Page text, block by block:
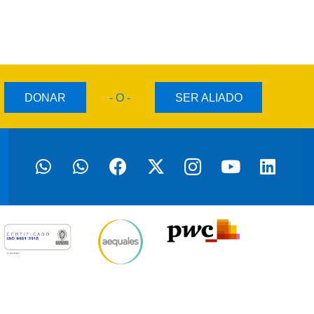
DONAR - O - SER ALIADO